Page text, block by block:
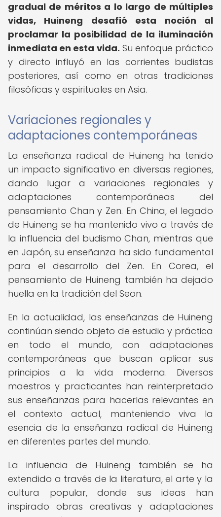
gradual de méritos a lo largo de múltiples
vidas, Huineng desafió esta noción al
proclamar la posibilidad de la iluminación
inmediata en esta vida. Su enfoque práctico
y directo influyó en las corrientes budistas
posteriores, así como en otras tradiciones
filosóficas y espirituales en Asia.
Variaciones regionales y
adaptaciones contemporáneas
La enseñanza radical de Huineng ha tenido
un impacto significativo en diversas regiones,
dando lugar a variaciones regionales y
adaptaciones contemporáneas del
pensamiento Chan y Zen. En China, el legado
de Huineng se ha mantenido vivo a través de
la influencia del budismo Chan, mientras que
en Japón, su enseñanza ha sido fundamental
para el desarrollo del Zen. En Corea, el
pensamiento de Huineng también ha dejado
huella en la tradición del Seon.
En la actualidad, las enseñanzas de Huineng
continúan siendo objeto de estudio y práctica
en todo el mundo, con adaptaciones
contemporáneas que buscan aplicar sus
principios a la vida moderna. Diversos
maestros y practicantes han reinterpretado
sus enseñanzas para hacerlas relevantes en
el contexto actual, manteniendo viva la
esencia de la enseñanza radical de Huineng
en diferentes partes del mundo.
La influencia de Huineng también se ha
extendido a través de la literatura, el arte y la
cultura popular, donde sus ideas han
inspirado obras creativas y adaptaciones